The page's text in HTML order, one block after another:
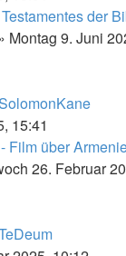
der
Montag 9. Juni
15:41
Film über
26. Februar